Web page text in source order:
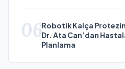
06Robotik Kalça
Dr. Ata Can’dan
Planlama